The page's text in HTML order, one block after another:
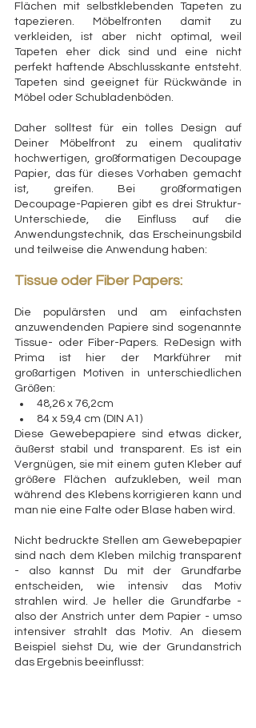
Flächen mit selbstklebenden Tapeten zu
tapezieren. Möbelfronten damit zu
verkleiden, ist aber nicht optimal, weil
Tapeten eher dick sind und eine nicht
perfekt haftende Abschlusskante entsteht.
Tapeten sind geeignet für Rückwände in
Möbel oder Schubladenböden.
Daher solltest für ein tolles Design auf
Deiner Möbelfront zu einem qualitativ
hochwertigen, großformatigen Decoupage
Papier, das für dieses Vorhaben gemacht
ist, greifen.
Bei großformatigen
Decoupage-Papieren gibt es drei Struktur-
Unterschiede, die Einfluss auf die
Anwendungstechnik, das Erscheinungsbild
und teilweise die Anwendung haben:
Tissue oder Fiber Papers:
Die populärsten und am einfachsten
anzuwendenden Papiere sind sogenannte
Tissue- oder Fiber-Papers. ReDesign with
Prima ist hier der Markführer mit
großartigen Motiven in unterschiedlichen
Größen:
48,26 x 76,2cm
84 x 59,4 cm (DIN A1)
Diese Gewebepapiere sind etwas dicker,
äußerst stabil und transparent. Es ist ein
Vergnügen, sie mit einem guten Kleber auf
größere Flächen aufzukleben, weil man
während des Klebens korrigieren kann und
man nie eine Falte oder Blase haben wird.
Nicht bedruckte Stellen am Gewebepapier
sind nach dem Kleben milchig transparent
- also kannst Du mit der Grundfarbe
entscheiden, wie intensiv das Motiv
strahlen wird. Je heller die Grundfarbe -
also der Anstrich unter dem Papier - umso
intensiver strahlt das Motiv. An diesem
Beispiel siehst Du, wie der Grundanstrich
das Ergebnis beeinflusst: